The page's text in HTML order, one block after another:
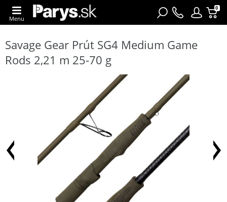
0
Menu
Savage Gear Prút SG4 Medium Game
Rods 2,21 m 25-70 g